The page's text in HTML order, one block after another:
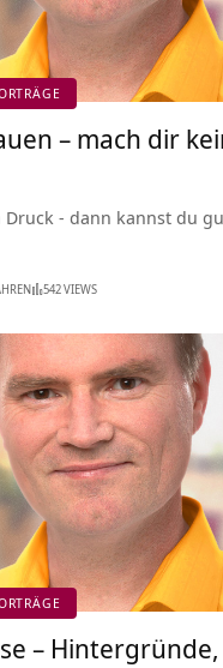
– mach dir
- dann kannst du
542 VIEWS
–